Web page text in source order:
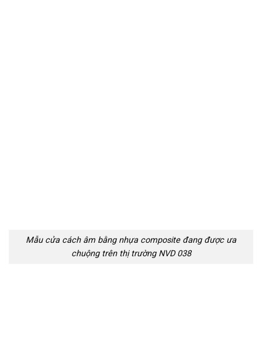
Mẫu cửa cách âm bằng nhựa composite đang được ưa
chuộng trên thị trường NVD 038